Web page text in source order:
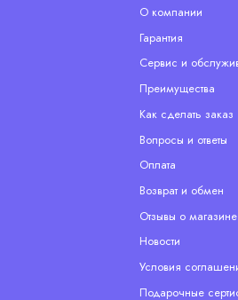
О компании
Гарантия
Сервис и
Преимущества
Как сделать заказ
Вопросы и ответы
Оплата
Возврат и обмен
Отзывы о магазине
Новости
Условия
Подарочные